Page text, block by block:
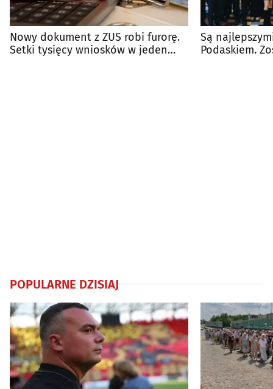
Nowy dokument z ZUS robi furorę.
Setki tysięcy wniosków w jeden
Są
Podaskiem.
POPULARNE DZISIAJ